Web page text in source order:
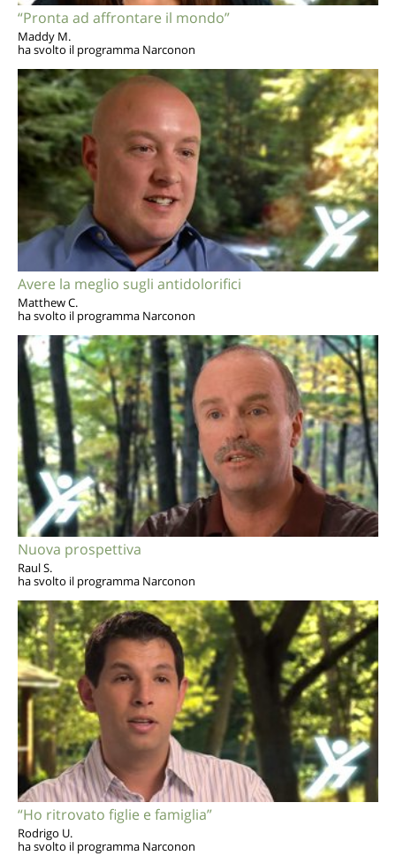
“Pronta ad affrontare il mondo”
Maddy M.
ha svolto il programma Narconon
Avere la meglio sugli antidolorifici
Matthew C.
ha svolto il programma Narconon
Nuova prospettiva
Raul S.
ha svolto il programma Narconon
“Ho ritrovato figlie e famiglia”
Rodrigo U.
ha svolto il programma Narconon